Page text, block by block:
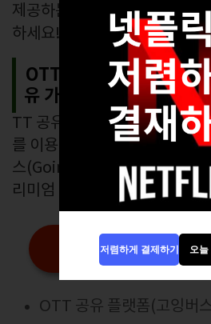
제공하는 경우도 있으니, 본인
하세요!
OTT 공유 플랫폼 이용 (
유 가능)
TT 공유 플랫폼을 이용하면 저
를 이용할 수 있습니다. 대표적
스(Goingbus) 같은 서비스가
리미엄 요금제를 나눠 부담할 수
고잉버스 겜스고
OTT 공유 플랫폼(고잉버
저렴하게 결제하기 오늘